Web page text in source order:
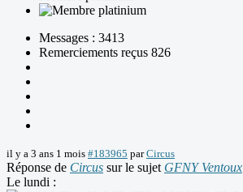
Messages : 3413
Remerciements reçus 826
il y a 3 ans 1 mois #183965 parCircus
Réponse de Circus sur le sujet GFNY Ventoux
Le lundi :